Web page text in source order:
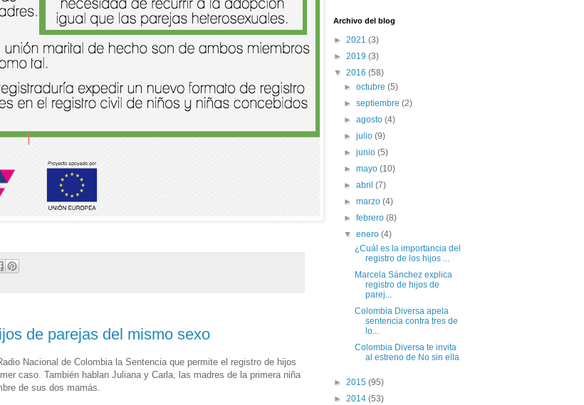
de parejas del mismo sexo
Nacional de Colombia la Sentencia que permite el registro de hijos
caso. También hablan Juliana y Carla, las madres de la primera niña
de sus dos mamás.
Archivo del blog
► 2021 (3)
► 2019 (3)
▼ 2016 (58)
►octubre(5)
►septiembre(2)
►agosto(4)
►julio(9)
►junio(5)
►mayo(10)
►abril(7)
►marzo(4)
►febrero(8)
▼enero(4)
¿Cuál es la importancia del
registro de los hijos ...
Marcela Sánchez explica
registro de hijos de
parej...
Colombia Diversa apela
sentencia contra tres de
lo...
Colombia Diversa te invita
al estreno de No sin ella
► 2015 (95)
► 2014 (53)